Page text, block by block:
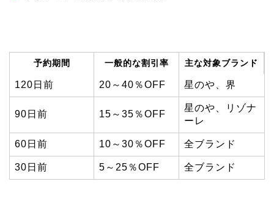
予約期間 一般的な割引率 主な対象ブランド
120日前 20～40％OFF 星のや、界
90日前 15～35％OFF
星のや、リゾナ
ーレ
60日前 10～30％OFF 全ブランド
30日前 5～25％OFF 全ブランド